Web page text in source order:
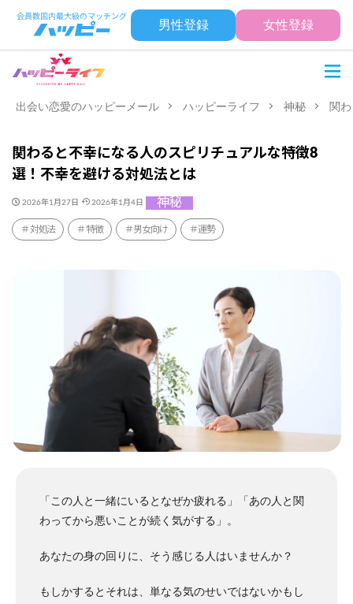
男性登録 女性登録
出会い恋愛のハッピーメール ハッピーライフ 神秘 関
関わると不幸になる人のスピリチュアルな特徴8
選！不幸を避ける対処法とは
2026年1月27日 2026年1月4日 神秘
対処法 特徴 男女向け 運勢
「この人と一緒にいるとなぜか疲れる」「あの人と関
わってから悪いことが続く気がする」。
あなたの身の回りに、そう感じる人はいませんか？
もしかするとそれは、単なる気のせいではないかもし